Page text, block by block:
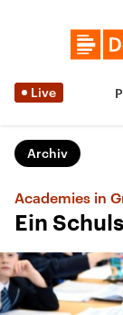
Live
Archiv
Academies in
Ein